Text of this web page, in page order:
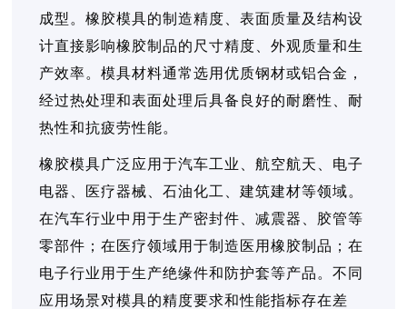
成型。橡胶模具的制造精度、表面质量及结构设
计直接影响橡胶制品的尺寸精度、外观质量和生
产效率。模具材料通常选用优质钢材或铝合金，
经过热处理和表面处理后具备良好的耐磨性、耐
热性和抗疲劳性能。
橡胶模具广泛应用于汽车工业、航空航天、电子
电器、医疗器械、石油化工、建筑建材等领域。
在汽车行业中用于生产密封件、减震器、胶管等
零部件；在医疗领域用于制造医用橡胶制品；在
电子行业用于生产绝缘件和防护套等产品。不同
应用场景对模具的精度要求和性能指标存在差